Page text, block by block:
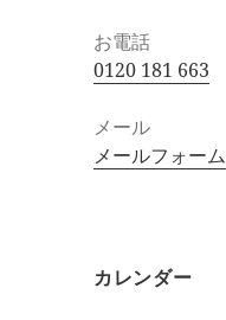
お電話
0120 181 663
メール
メールフォーム
カレンダー